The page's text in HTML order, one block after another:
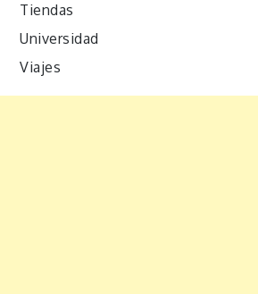
Tiendas
Universidad
Viajes